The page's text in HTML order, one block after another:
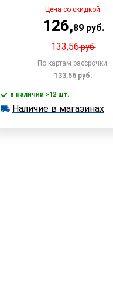
Цена со скидкой:
126,89руб.
133,56руб.
По картам рассрочки:
133,56 руб.
В
в наличии >12 шт.
в наличии >12 шт.
Наличие в магазинах